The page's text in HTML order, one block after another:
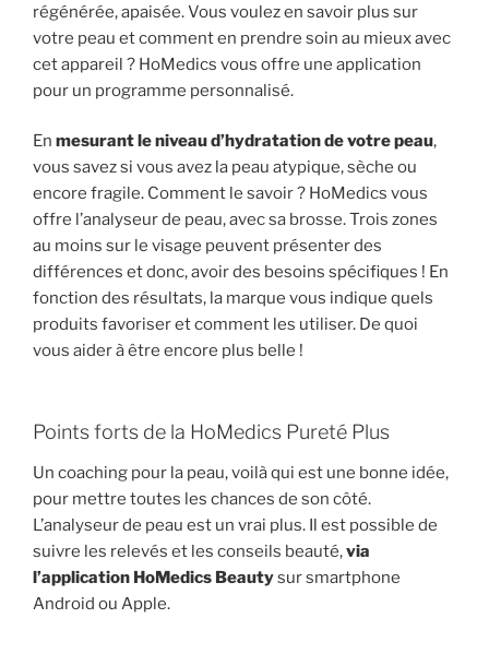
régénérée, apaisée. Vous voulez en savoir plus sur
votre peau et comment en prendre soin au mieux avec
cet appareil ? HoMedics vous offre une application
pour un programme personnalisé.
En mesurant le niveau d’hydratation de votre peau,
vous savez si vous avez la peau atypique, sèche ou
encore fragile. Comment le savoir ? HoMedics vous
offre l’analyseur de peau, avec sa brosse. Trois zones
au moins sur le visage peuvent présenter des
différences et donc, avoir des besoins spécifiques ! En
fonction des résultats, la marque vous indique quels
produits favoriser et comment les utiliser. De quoi
vous aider à être encore plus belle !
Points forts de la HoMedics Pureté Plus
Un coaching pour la peau, voilà qui est une bonne idée,
pour mettre toutes les chances de son côté.
L’analyseur de peau est un vrai plus. Il est possible de
suivre les relevés et les conseils beauté,via
l’application HoMedics Beautysur smartphone
Android ou Apple.